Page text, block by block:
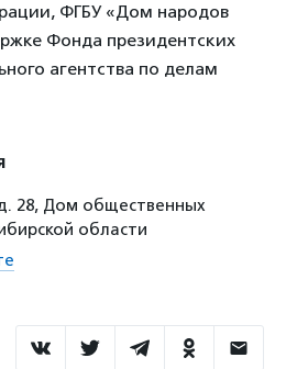
ФГБУ «Дом народов
Фонда президентских
агентства по делам
28, Дом общественных
области